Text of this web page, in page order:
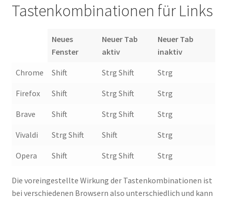
Tastenkombinationen für Links
Neues
Fenster
Neuer Tab
aktiv
Neuer Tab
inaktiv
Chrome Shift Strg Shift Strg
Firefox Shift Strg Shift Strg
Brave Shift Strg Shift Strg
Vivaldi Strg Shift Shift Strg
Opera Shift Strg Shift Strg
Die voreingestellte Wirkung der Tastenkombinationen ist
bei verschiedenen Browsern also unterschiedlich und kann